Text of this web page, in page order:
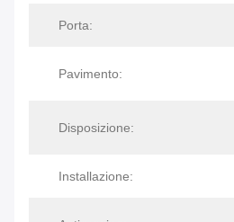
Porta:
Pavimento:
Disposizione:
Installazione: